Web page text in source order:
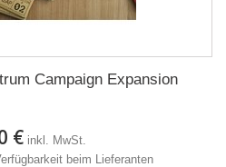
Campaign Expansion
€ inkl. MwSt.
beim Lieferanten